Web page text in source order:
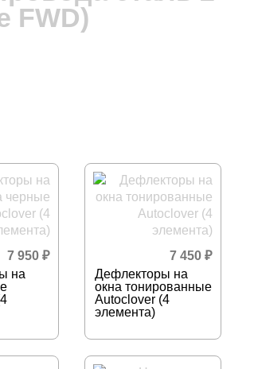
FWD)
на
7 950 ₽
Дефлекторы на
окна тонированные
Autoclover (4
элемента)
7 450 ₽